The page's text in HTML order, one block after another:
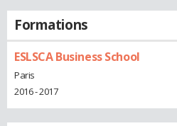
Formations
ESLSCA Business School
Paris
2016 - 2017